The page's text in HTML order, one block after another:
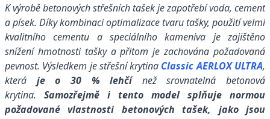
K výrobě betonových střešních tašek je zapotřebí voda, cement
a písek. Díky kombinaci optimalizace tvaru tašky, použití velmi
kvalitního cementu a speciálního kameniva je zajištěno
snížení hmotnosti tašky a přitom je zachována požadovaná
pevnost. Výsledkem je střešní krytina Classic AERLOX ULTRA,
která je o 30 % lehčínež srovnatelná betonová
krytina. Samozřejmě i tento model splňuje normou
požadované vlastnosti betonových tašek, jako jsou